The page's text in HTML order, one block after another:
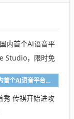
阿里发布国内首个AI语音平台CosyVoice Studio，限时免费体验